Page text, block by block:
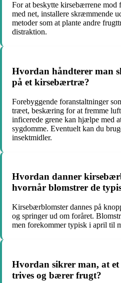
For at beskytte kirsebærrene
med net, installere skræmmende
metoder som at plante andre
distraktion.
Hvordan håndterer man
på et kirsebærtræ?
Forebyggende foranstaltninger
træet, beskæring for at fremme
inficerede grene kan hjælpe med
sygdomme. Eventuelt kan du
insektmidler.
Hvordan danner
hvornår blomstrer de
Kirsebærblomster dannes på
og springer ud om foråret.
men forekommer typisk i april til
Hvordan sikrer man, at
trives og bærer frugt?